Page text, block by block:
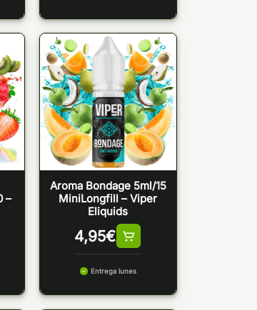
–
Aroma Bondage 5ml/15
MiniLongfill – Viper
Eliquids
4,95€
Entrega lunes